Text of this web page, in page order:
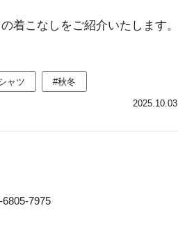
着こなしをご紹介いたします。
ャツ #秋冬
2025.10.03
7975